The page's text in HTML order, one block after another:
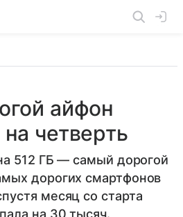
айфон
четверть
512 ГБ — самый дорогой
дорогих смартфонов
месяц со старта
на 30 тысяч.